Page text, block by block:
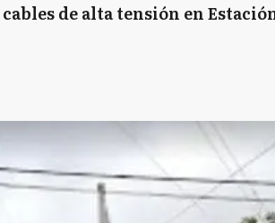
de alta tensión en